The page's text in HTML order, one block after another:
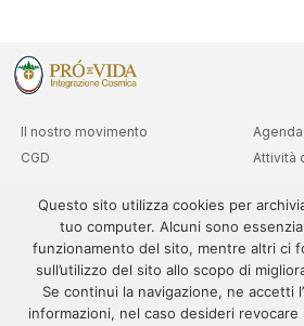
Il nostro movimento
CGD
Dipartimenti
Agenda
Attività
© 1995-2024 – PRÓ-VIDA – Tutti i diritti
Questo sito utilizza cookies per
tuo computer. Alcuni sono
funzionamento del sito, mentre altri ci
sull’utilizzo del sito allo scopo di
Se continui la navigazione, ne accetti
informazioni, nel caso desideri